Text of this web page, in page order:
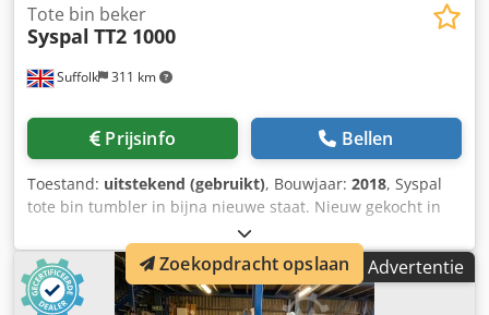
Suffolk 311 km
Tote bin beker
Syspal TT2 1000
Prijsinfo Bellen
Toestand: uitstekend (gebruikt), Bouwjaar: 2018, Syspal
tote bin tumbler in bijna nieuwe staat. Nieuw gekocht in
2019 en slechts kort gebruikt. Codpfx Asvyq Srscwjha
Advertentie
Zoekopdracht opslaan